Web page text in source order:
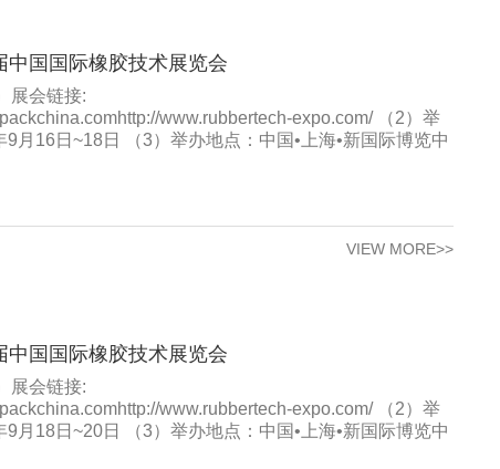
中国国际橡胶技术展览会
展会链接:
www.rubbertech-expo.com/ （2）举
9月16日~18日 （3）举办地点：中国•上海•新国际博览中
VIEW MORE>>
中国国际橡胶技术展览会
展会链接:
www.rubbertech-expo.com/ （2）举
9月18日~20日 （3）举办地点：中国•上海•新国际博览中